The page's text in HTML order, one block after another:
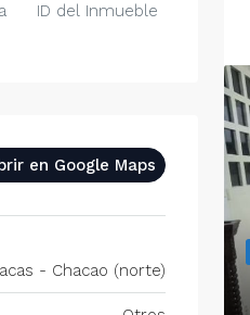
ID del Inmueble
en Google Maps
- Chacao (norte)